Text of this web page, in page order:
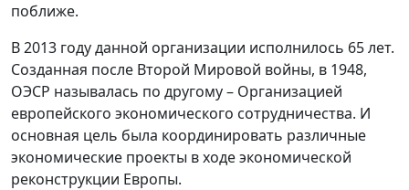
поближе.
В 2013 году данной организации исполнилось 65 лет.
Созданная после Второй Мировой войны, в 1948,
ОЭСР называлась по другому – Организацией
европейского экономического сотрудничества. И
основная цель была координировать различные
экономические проекты в ходе экономической
реконструкции Европы.